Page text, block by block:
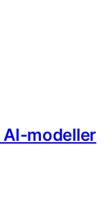
modeller